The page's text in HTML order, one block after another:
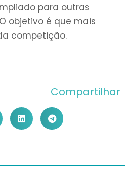
para outras
objetivo é que mais
competição.
Compartilhar